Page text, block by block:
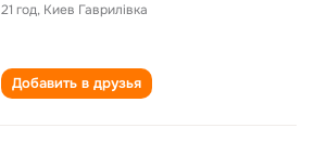
21 год, Киев Гаврилівка
Добавить в друзья